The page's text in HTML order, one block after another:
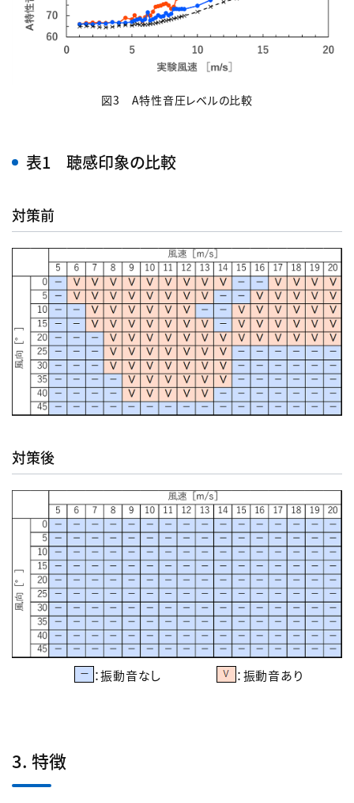
図3 A特性音圧レベルの比較
表1 聴感印象の比較
対策前
対策後
：振動音なし ：振動音あり
3. 特徴